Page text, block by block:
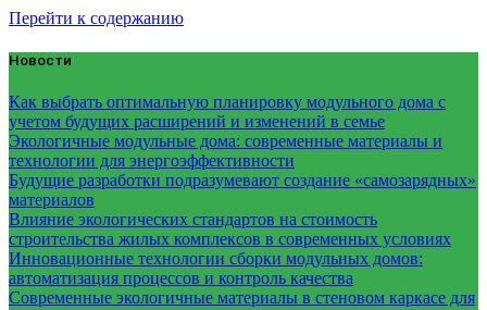
Перейти к содержанию
Новости
Как выбрать оптимальную планировку модульного дома с
учетом будущих расширений и изменений в семье
Экологичные модульные дома: современные материалы и
технологии для энергоэффективности
Будущие разработки подразумевают создание «самозарядных»
материалов
Влияние экологических стандартов на стоимость
строительства жилых комплексов в современных условиях
Инновационные технологии сборки модульных домов:
автоматизация процессов и контроль качества
Современные экологичные материалы в стеновом каркасе для